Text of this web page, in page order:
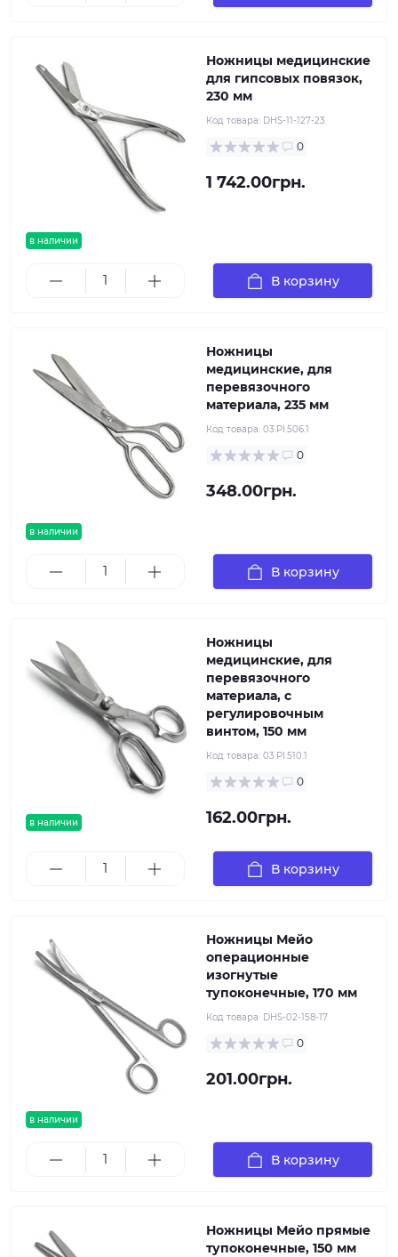
в наличии
Ножницы медицинские
для гипсовых повязок,
230 мм
Код товара: DHS-11-127-23
0
1 742.00грн.
В корзину
в наличии
Ножницы
медицинские, для
перевязочного
материала, 235 мм
Код товара: 03.PI.506.1
0
348.00грн.
В корзину
в наличии
Ножницы
медицинские, для
перевязочного
материала, с
регулировочным
винтом, 150 мм
Код товара: 03.PI.510.1
0
162.00грн.
В корзину
в наличии
Ножницы Мейо
операционные
изогнутые
тупоконечные, 170 мм
Код товара: DHS-02-158-17
0
201.00грн.
В корзину
Ножницы Мейо прямые
тупоконечные, 150 мм